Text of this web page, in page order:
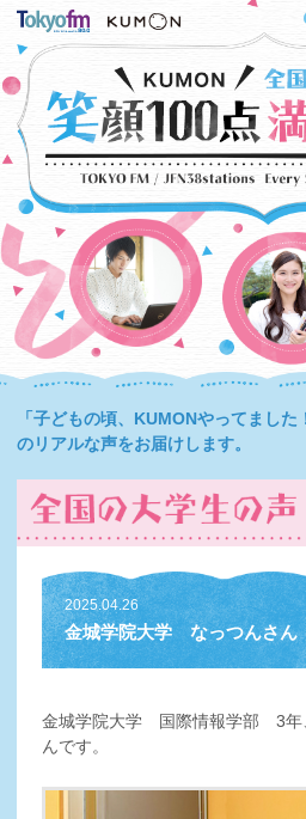
「子どもの頃、KUMONやってまし
のリアルな声をお届けします。
2025.04.26
金城学院大学 なっつんさ
金城学院大学 国際情報学部 3年
んです。